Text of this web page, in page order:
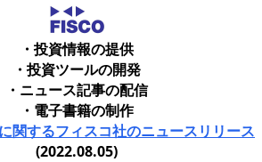
・投資情報の提供
・投資ツールの開発
・ニュース記事の配信
・電子書籍の制作
関するフィスコ社のニュースリリース
(2022.08.05)